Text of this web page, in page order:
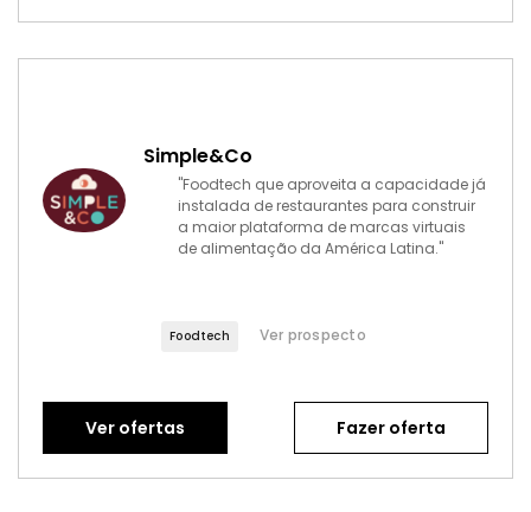
Simple&Co
"Foodtech que aproveita a capacidade já
instalada de restaurantes para construir
a maior plataforma de marcas virtuais
de alimentação da América Latina."
Foodtech Ver prospecto
Ver ofertas Fazer oferta